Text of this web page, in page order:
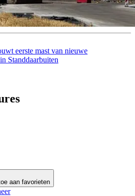
eerste mast van nieuwe
Standdaarbuiten
aan favorieten